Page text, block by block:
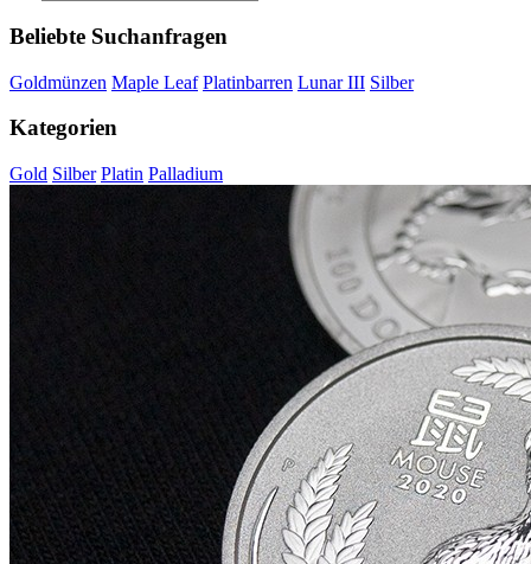
Beliebte Suchanfragen
Goldmünzen Maple Leaf Platinbarren Lunar III Silber
Kategorien
Gold Silber Platin Palladium